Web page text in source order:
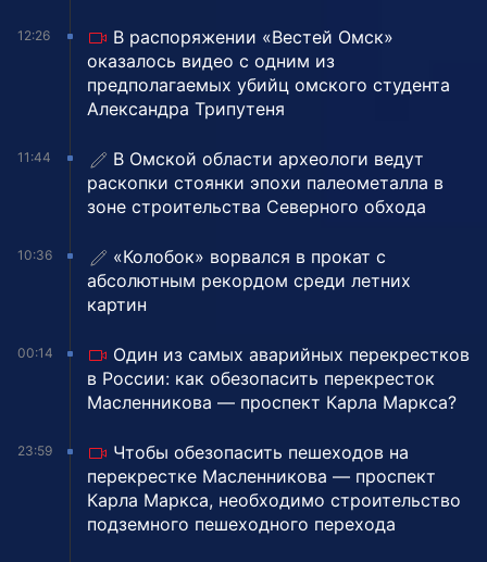
12:26
В распоряжении «Вестей Омск»
оказалось видео с одним из
предполагаемых убийц омского студента
Александра Трипутеня
11:44
В Омской области археологи ведут
раскопки стоянки эпохи палеометалла в
зоне строительства Северного обхода
10:36
«Колобок» ворвался в прокат с
абсолютным рекордом среди летних
картин
00:14
Один из самых аварийных перекрестков
в России: как обезопасить перекресток
Масленникова — проспект Карла Маркса?
23:59
Чтобы обезопасить пешеходов на
перекрестке Масленникова — проспект
Карла Маркса, необходимо строительство
подземного пешеходного перехода